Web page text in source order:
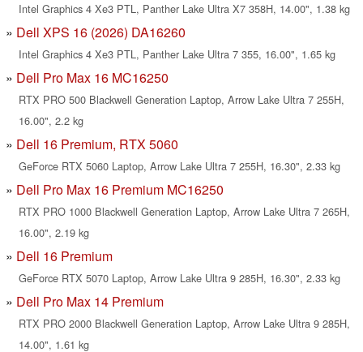
Intel Graphics 4 Xe3 PTL, Panther Lake Ultra X7 358H, 14.00", 1.38 kg
Dell XPS 16 (2026) DA16260
Intel Graphics 4 Xe3 PTL, Panther Lake Ultra 7 355, 16.00", 1.65 kg
Dell Pro Max 16 MC16250
RTX PRO 500 Blackwell Generation Laptop, Arrow Lake Ultra 7 255H,
16.00", 2.2 kg
Dell 16 Premium, RTX 5060
GeForce RTX 5060 Laptop, Arrow Lake Ultra 7 255H, 16.30", 2.33 kg
Dell Pro Max 16 Premium MC16250
RTX PRO 1000 Blackwell Generation Laptop, Arrow Lake Ultra 7 265H,
16.00", 2.19 kg
Dell 16 Premium
GeForce RTX 5070 Laptop, Arrow Lake Ultra 9 285H, 16.30", 2.33 kg
Dell Pro Max 14 Premium
RTX PRO 2000 Blackwell Generation Laptop, Arrow Lake Ultra 9 285H,
14.00", 1.61 kg